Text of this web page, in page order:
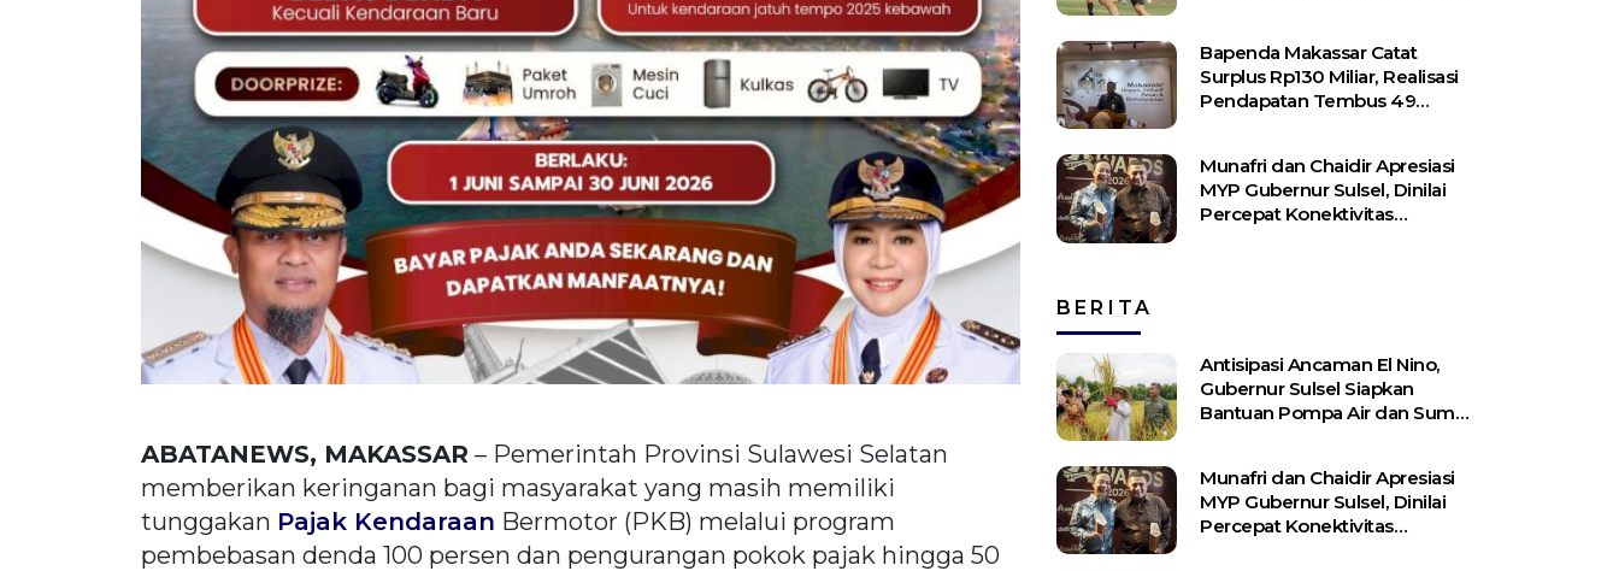
ABATANEWS, MAKASSAR – Pemerintah Provinsi Sulawesi Selatan
memberikan keringanan bagi masyarakat yang masih memiliki
tunggakan Pajak Kendaraan Bermotor (PKB) melalui program
pembebasan denda 100 persen dan pengurangan pokok pajak hingga 50
Bapenda Makassar Catat
Surplus Rp130 ​​Miliar, Realisasi
Pendapatan Tembus 49
Munafri dan Chaidir Apresiasi
MYP Gubernur Sulsel, Dinilai
Percepat Konektivitas
BERITA
Antisipasi Ancaman El Nino,
Gubernur Sulsel Siapkan
Bantuan Pompa Air dan Sumur
Munafri dan Chaidir Apresiasi
MYP Gubernur Sulsel, Dinilai
Percepat Konektivitas